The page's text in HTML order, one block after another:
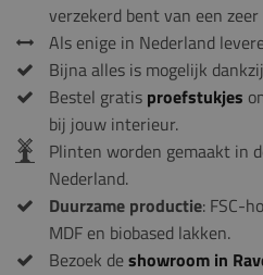
verzekerd bent van een
Als enige in Nederland
Bijna alles is mogelijk
Bestel gratis proefstukjes
bij jouw interieur.
Plinten worden gemaakt in
Nederland.
Duurzame productie: FSC-
MDF en biobased lakken.
Bezoek deshowroom in